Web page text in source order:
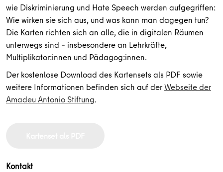
wie Diskriminierung und Hate Speech werden aufgegriffen:
Wie wirken sie sich aus, und was kann man dagegen tun?
Die Karten richten sich an alle, die in digitalen Räumen
unterwegs sind – insbesondere an Lehrkräfte,
Multiplikator:innen und Pädagog:innen.
Der kostenlose Download des Kartensets als PDF sowie
weitere Informationen befinden sich auf derWebseite der
Amadeu Antonio Stiftung.
Kontakt